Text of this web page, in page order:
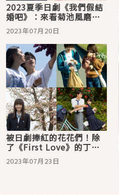
2023夏季日劇《我們假結
婚吧》：來看菊池風磨＆
長濱禰留扮演偽裝夫妻！
2023年07月20日
被日劇捧紅的花花們！除
了《First Love》的丁香
花還有這些
2023年07月23日